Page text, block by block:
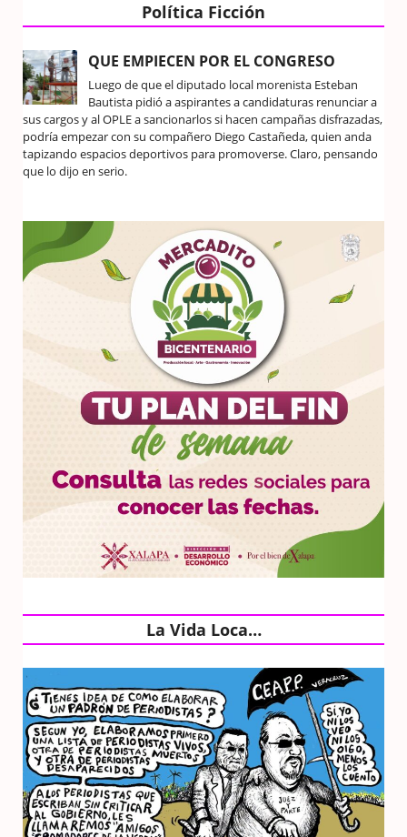
Política Ficción
QUE EMPIECEN POR EL CONGRESO
Luego de que el diputado local morenista Esteban
Bautista pidió a aspirantes a candidaturas renunciar a
sus cargos y al OPLE a sancionarlos si hacen campañas disfrazadas,
podría empezar con su compañero Diego Castañeda, quien anda
tapizando espacios deportivos para promoverse. Claro, pensando
que lo dijo en serio.
La Vida Loca…